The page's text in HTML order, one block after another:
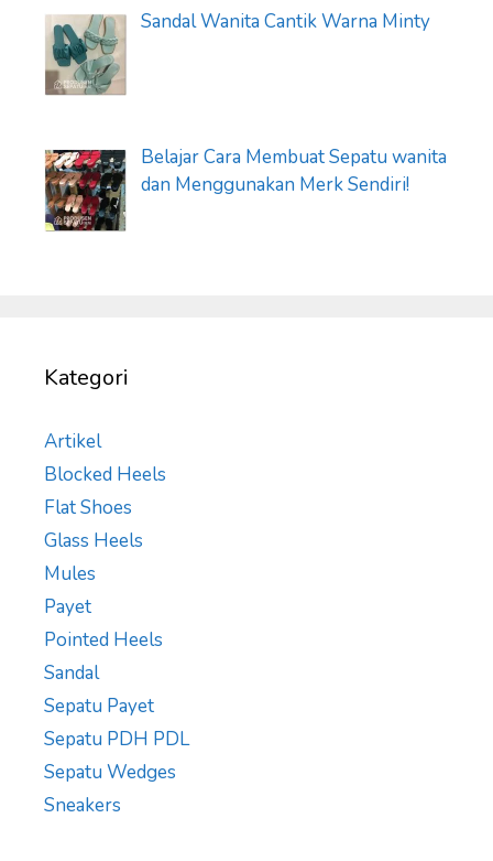
Sandal Wanita Cantik Warna Minty
Belajar Cara Membuat Sepatu wanita
dan Menggunakan Merk Sendiri!
Kategori
Artikel
Blocked Heels
Flat Shoes
Glass Heels
Mules
Payet
Pointed Heels
Sandal
Sepatu Payet
Sepatu PDH PDL
Sepatu Wedges
Sneakers